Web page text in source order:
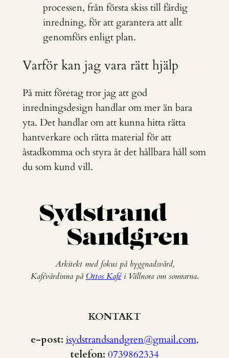
processen, från första skiss till färdig
inredning, för att garantera att allt
genomförs enligt plan.
Varför kan jag vara rätt hjälp
På mitt företag tror jag att god
inredningsdesign handlar om mer än bara
yta. Det handlar om att kunna hitta rätta
hantverkare och rätta material för att
åstadkomma och styra åt det hållbara håll som
du som kund vill.
Arkitekt med fokus på byggnadsvård,
Kafévärdinna på Ottos Kaféi Vällnora om somrarna.
KONTAKT
e-post: isydstrandsandgren@gmail.com,
telefon: 0739862334